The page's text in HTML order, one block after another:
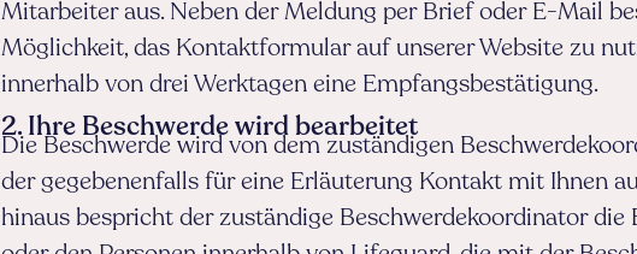
Mitarbeiter aus. Neben der Meldung per Brief oder E-Mail
Möglichkeit, das Kontaktformular auf unserer Website zu
innerhalb von drei Werktagen eine Empfangsbestätigung.
2. Ihre Beschwerde wird bearbeitet
Die Beschwerde wird von dem zuständigen
der gegebenenfalls für eine Erläuterung Kontakt mit Ihnen
hinaus bespricht der zuständige Beschwerdekoordinator die